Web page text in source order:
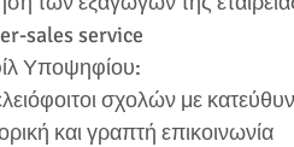
sales service
Υποψηφίου:
σχολών με
και γραπτή επικοινωνία